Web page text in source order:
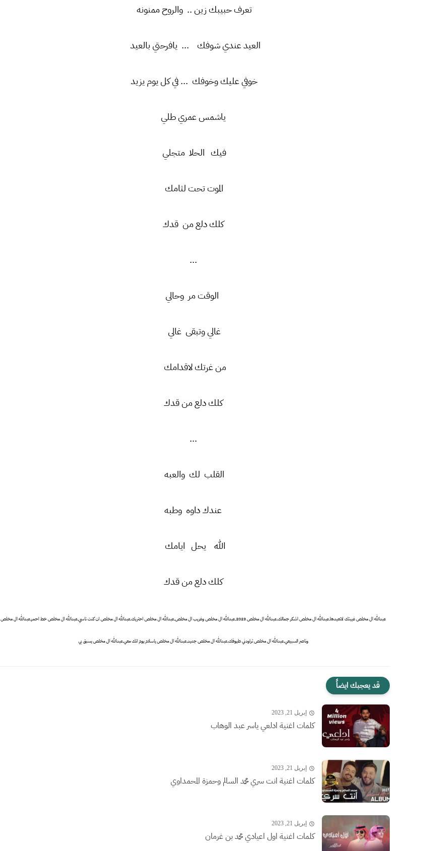
تعرف حبيبك زين .. والروح ممنونه
العيد عندي شوفك ... يافرحتي بالعيد
خوفي عليك وخوفك ... في كل يوم يزيد
ياشمس عمري طلي
فيك الحلا متجلي
الموت تحت لثامك
كلك دلع من قدك
...
الوقت مر وحالي
غالي وتبقى غالي
من غرتك لاقدامك
كلك دلع من قدك
...
القلب لك والعبه
عندك داوه وطبه
الله يحل ايامك
كلك دلع من قدك
عبدالله ال مخلص غيبتك لاتعيدها,عبدالله ال مخلص اشكر جمالك,عبدالله ال مخلص 2023,عبدالله ال مخلص وغريب ال مخلص,عبدالله ال مخلص احتريك,عبدالله ال مخلص ان كنت ناسي,عبدالله ال مخلص خط احمر,عبدالله ال مخلص
وناصر السبيعي,عبدالله ال مخلص تراودني طيوفك,عبدالله ال مخلص جديد,عبدالله ال مخلص ياسلام يوم انك معي,عبدالله ال مخلص يسبق بي
قد يعجبك ايضاً
إبريل 21, 2023
كلمات اغنية ادلعي ياسر عبد الوهاب
إبريل 21, 2023
كلمات اغنية انت سري محمد السالم وحمزة المحمداوي
إبريل 21, 2023
كلمات اغنية اول اعيادي محمد بن غرمان